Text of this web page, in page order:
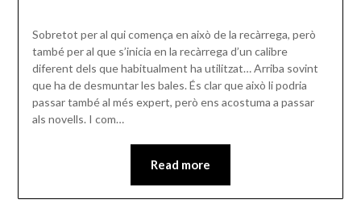
Sobretot per al qui comença en això de la recàrrega, però
també per al que s’inicia en la recàrrega d’un calibre
diferent dels que habitualment ha utilitzat… Arriba sovint
que ha de desmuntar les bales. És clar que això li podria
passar també al més expert, però ens acostuma a passar
als novells. I com…
Read more